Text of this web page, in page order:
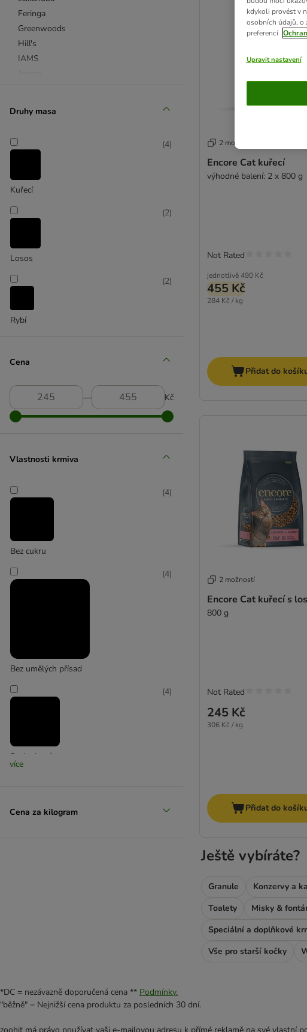
Feringa
Greenwoods
Hill's
IAMS
PURINA PRO PLAN
Rosie's Farm
Sanabelle (bosch)
Smilla
Wild Freedom
Affinity Libra
animonda
BF Petfood
Brit
Brekkies
Calibra
Concept for Life Veterinary Diet
Felix
Fitmin
Happy Cat
Hill's Prescription Diet Feline
Kattovit Feline Diet
Leonardo
Lily's Kitchen
Magnusson
Porta 21
Prolife
Druhy masa
Kuřecí
(4)
Losos
(2)
Rybí
(2)
Cena
― Kč
Vlastnosti krmiva
Bez cukru
(4)
Bez umělých přísad
(4)
Bezlepkové
(4)
(4)
více
Cena za kilogram
2 možností
Encore Cat kuřecí
výhodné balení: 2 x 800 g
jednotlivě490 Kč
455 Kč
284 Kč / kg
Not Rated
Přidat do
2 možností
Encore Cat kuřecí s
800 g
245 Kč
306 Kč / kg
Not Rated
Přidat do
Ještě vybíráte?
Granule Konzervy a
Toalety
Misky &
Speciální a doplňkové
Vše pro starší kočky
*DC = nezávazně doporučená cena ** Podmínky.
"běžně" = Nejnižší cena produktu za posledních 30 dní.
zoohit má právo používat vaši e-mailovou adresu k přímé reklamě na své vlastní
kdykoli provést v
osobních údajů, o
preferencí
Upravit nastavení